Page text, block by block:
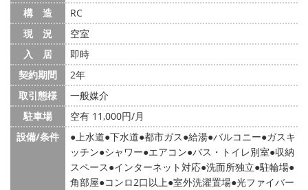
構 造
RC
現 況
空室
入 居
即時
契約期間
2年
取引態様
一般媒介
駐車場
空有 11,000円/月
設備/条件
上水道 下水道 都市ガス 給湯 バルコニー ガスキ
ッチン シャワー エアコン バス・トイレ別室 収納
スペース インターネット対応 洗面所独立 駐輪場
角部屋 コンロ2口以上 室外洗濯置場 光ファイバー